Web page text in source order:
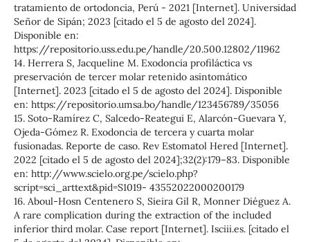
tratamiento de ortodoncia, Perú - 2021 [Internet]. Universidad
Señor de Sipán; 2023 [citado el 5 de agosto del 2024].
Disponible en:
https://repositorio.uss.edu.pe/handle/20.500.12802/11962
14. Herrera S, Jacqueline M. Exodoncia profiláctica vs
preservación de tercer molar retenido asintomático
[Internet]. 2023 [citado el 5 de agosto del 2024]. Disponible
en: https://repositorio.umsa.bo/handle/123456789/35056
15. Soto-Ramírez C, Salcedo-Reategui E, Alarcón-Guevara Y,
Ojeda-Gómez R. Exodoncia de tercera y cuarta molar
fusionadas. Reporte de caso. Rev Estomatol Hered [Internet].
2022 [citado el 5 de agosto del 2024];32(2):179–83. Disponible
en: http://www.scielo.org.pe/scielo.php?
script=sci_arttext&pid=S1019- 43552022000200179
16. Aboul-Hosn Centenero S, Sieira Gil R, Monner Diéguez A.
A rare complication during the extraction of the included
inferior third molar. Case report [Internet]. Isciii.es. [citado el